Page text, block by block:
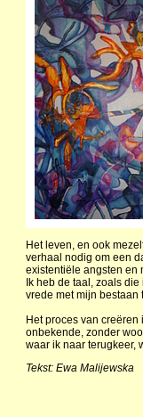
Het leven, en ook
verhaal nodig om een
existentiële angsten en
Ik heb de taal, zoals
vrede met mijn bestaan
Het proces van
onbekende, zonder
waar ik naar terugkeer,
Tekst: Ewa Malijewska